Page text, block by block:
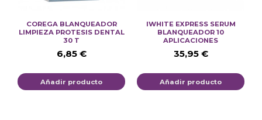
COREGA BLANQUEADOR
LIMPIEZA PROTESIS DENTAL
30 T
6,85 €
Añadir producto
IWHITE EXPRESS SERUM
BLANQUEADOR 10
APLICACIONES
35,95 €
Añadir producto